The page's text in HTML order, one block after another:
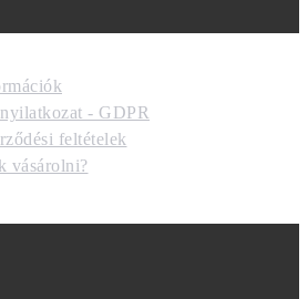
- GDPR
feltételek
vásárolni?